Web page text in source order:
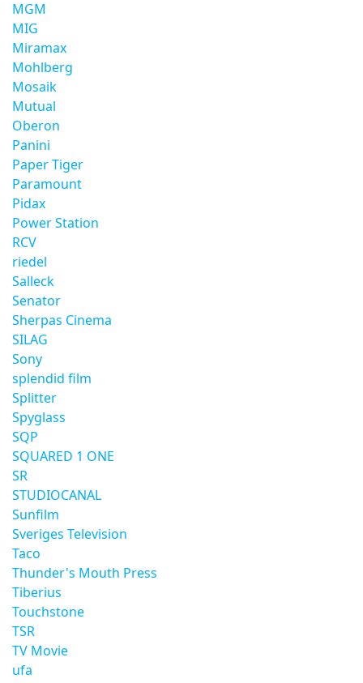
MGM
MIG
Miramax
Mohlberg
Mosaik
Mutual
Oberon
Panini
Paper Tiger
Paramount
Pidax
Power Station
RCV
riedel
Salleck
Senator
Sherpas Cinema
SILAG
Sony
splendid film
Splitter
Spyglass
SQP
SQUARED 1 ONE
SR
STUDIOCANAL
Sunfilm
Sveriges Television
Taco
Thunder's Mouth Press
Tiberius
Touchstone
TSR
TV Movie
ufa